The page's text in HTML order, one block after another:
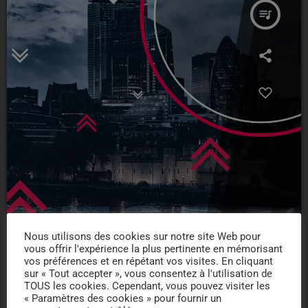
queue_music
DANCE
Music For Dance Chart
today 14/04/2018 11
Nous utilisons des cookies sur notre site Web pour
vous offrir l'expérience la plus pertinente en mémorisant
vos préférences et en répétant vos visites. En cliquant
sur « Tout accepter », vous consentez à l'utilisation de
TOUS les cookies. Cependant, vous pouvez visiter les
« Paramètres des cookies » pour fournir un